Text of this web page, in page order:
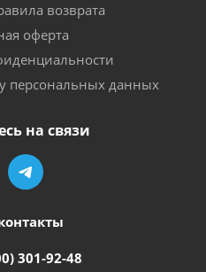
возврата
оферта
персональных данных
на связи
301-92-48